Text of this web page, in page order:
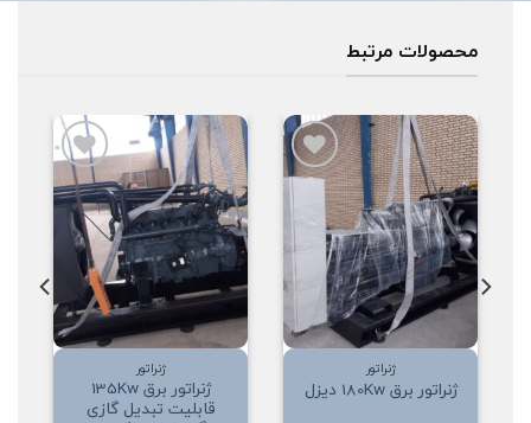
محصولات مرتبط
افزودن
علاقه
مندی
ژنراتور
ژنراتور برق 180Kw دیزل
افزودن
به
علاقه
مندی
ها
ژنراتور
ژنراتور برق 135Kw
قابلیت تبدیل گازی